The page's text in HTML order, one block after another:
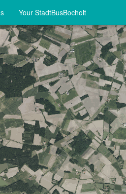
Your StadtBusBocholt